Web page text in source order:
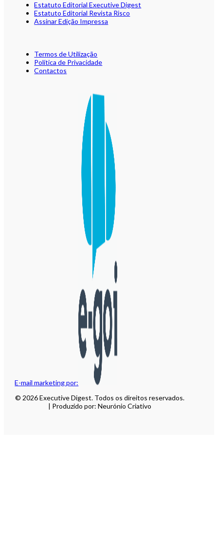
E-mail marketing por:
Estatuto Editorial Executive Digest
Estatuto Editorial Revista Risco
Assinar Edição Impressa
Termos de Utilização
Política de Privacidade
Contactos
© 2026 Executive Digest. Todos os direitos reservados.
| Produzido por: Neurónio Criativo